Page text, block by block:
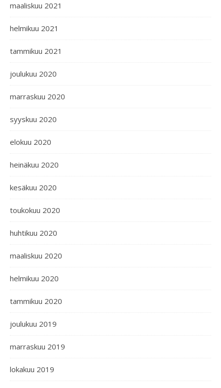
maaliskuu 2021
helmikuu 2021
tammikuu 2021
joulukuu 2020
marraskuu 2020
syyskuu 2020
elokuu 2020
heinäkuu 2020
kesäkuu 2020
toukokuu 2020
huhtikuu 2020
maaliskuu 2020
helmikuu 2020
tammikuu 2020
joulukuu 2019
marraskuu 2019
lokakuu 2019